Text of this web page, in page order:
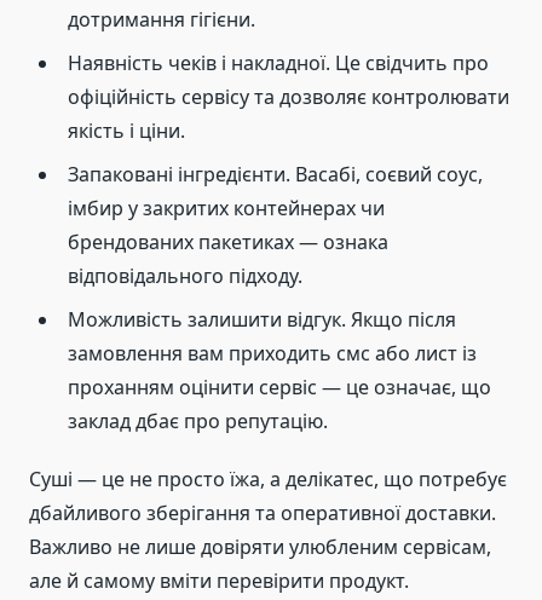
дотримання гігієни.
Наявність чеків і накладної. Це свідчить про
офіційність сервісу та дозволяє контролювати
якість і ціни.
Запаковані інгредієнти. Васабі, соєвий соус,
імбир у закритих контейнерах чи
брендованих пакетиках — ознака
відповідального підходу.
Можливість залишити відгук. Якщо після
замовлення вам приходить смс або лист із
проханням оцінити сервіс — це означає, що
заклад дбає про репутацію.
Суші — це не просто їжа, а делікатес, що потребує
дбайливого зберігання та оперативної доставки.
Важливо не лише довіряти улюбленим сервісам,
але й самому вміти перевірити продукт.